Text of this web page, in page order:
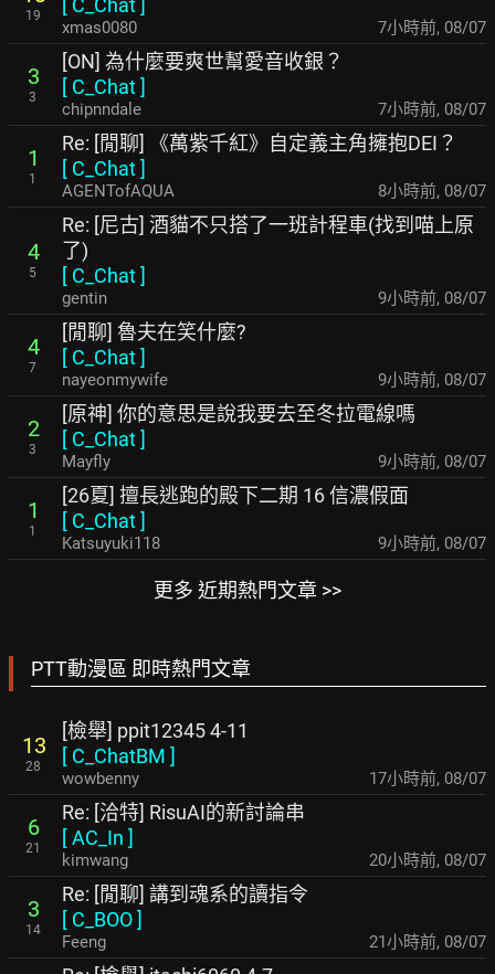
19
xmas0080 7小時前, 08/07
3
3
[ON] 為什麼要爽世幫愛音收銀？
[ C_Chat]
chipnndale 7小時前, 08/07
1
1
Re: [閒聊] 《萬紫千紅》自定義主角擁抱DEI？
[ C_Chat]
AGENTofAQUA 8小時前, 08/07
4
5
Re: [尼古] 酒貓不只搭了一班計程車(找到喵上原
了)
[ C_Chat]
gentin 9小時前, 08/07
4
7
[閒聊] 魯夫在笑什麼?
[ C_Chat]
nayeonmywife 9小時前, 08/07
2
3
[原神] 你的意思是說我要去至冬拉電線嗎
[ C_Chat]
Mayfly 9小時前, 08/07
1
1
[26夏] 擅長逃跑的殿下二期 16 信濃假面
[ C_Chat]
Katsuyuki118 9小時前, 08/07
更多 近期熱門文章 >>
PTT動漫區 即時熱門文章
13
28
[檢舉] ppit12345 4-11
[ C_ChatBM ]
wowbenny 17小時前, 08/07
6
21
Re: [洽特] RisuAI的新討論串
[AC_In ]
kimwang 20小時前, 08/07
3
14
Re: [閒聊] 講到魂系的讀指令
[ C_BOO]
Feeng 21小時前, 08/07